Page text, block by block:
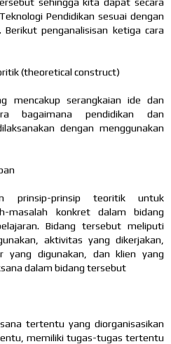
Pendidikan sesuai dengan
Berikut penganalisisan ketiga cara
(theoretical construct)
mencakup serangkaian ide dan
bagaimana pendidikan dan
dengan menggunakan
prinsip-prinsip teoritik untuk
masalah konkret dalam bidang
Bidang tersebut meliputi
aktivitas yang dikerjakan,
yang digunakan, dan klien yang
dalam bidang tersebut
tertentu yang diorganisasikan
memiliki tugas-tugas tertentu